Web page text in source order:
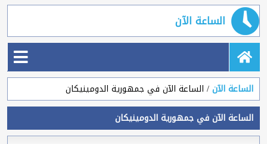
الساعة الآن
الساعة الآن الساعة الآن في جمهورية الدومينيكان
الساعة الآن في جمهورية الدومينيكان